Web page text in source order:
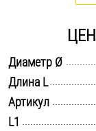
Такелаж
Хомуты
Диаметр Ø
Длина L
Артикул
L1